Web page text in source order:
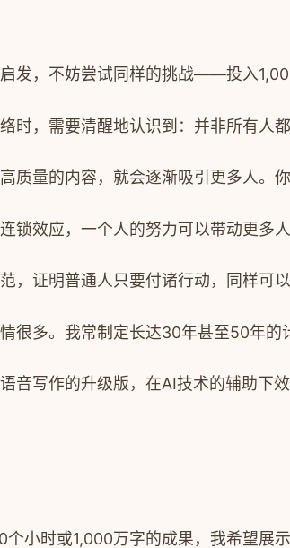
发，不妨尝试同样的挑战——投入
时，需要清醒地认识到：并非所有人
质量的内容，就会逐渐吸引更多人。
锁效应，一个人的努力可以带动更多人
，证明普通人只要付诸行动，同样可以
很多。我常制定长达30年甚至50年
音写作的升级版，在AI技术的辅助下
个小时或1,000万字的成果，我希望展